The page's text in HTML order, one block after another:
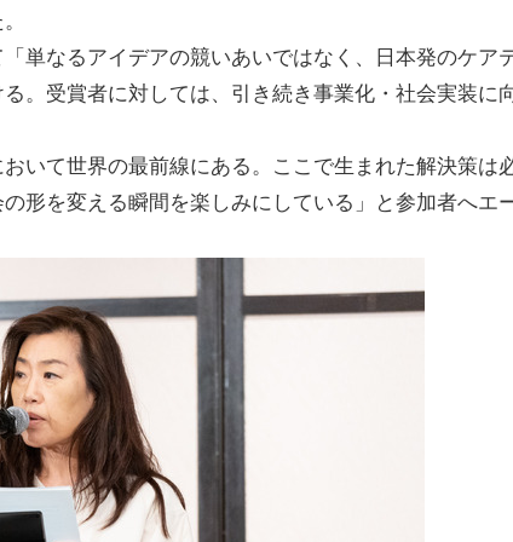
単なるアイデアの競いあいではなく、日本発のケア
。受賞者に対しては、引き続き事業化・社会実装に
いて世界の最前線にある。ここで生まれた解決策は
形を変える瞬間を楽しみにしている」と参加者へエ